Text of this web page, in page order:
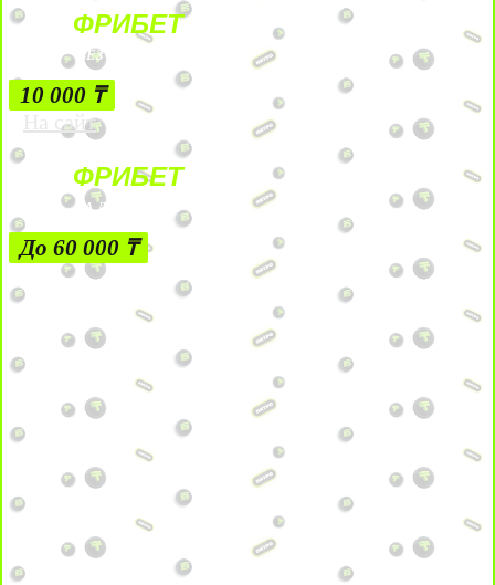
ФРИБЕТ
БЕЗ УСЛОВИЙ
10 000 ₸
На сайт
ФРИБЕТ
ЗА ДЕПОЗИТЫ
До 60 000 ₸